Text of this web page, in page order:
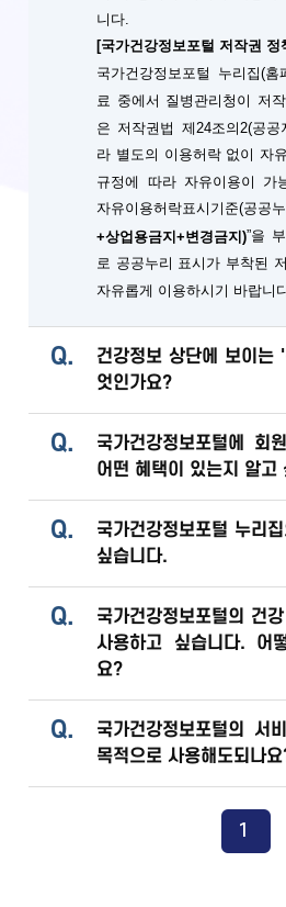
니다.
[국가건강정보포털 저작권 정
국가건강정보포털 누리집(
료 중에서 질병관리청이 저
은 저작권법 제24조의2(공
라 별도의 이용허락 없이 자
규정에 따라 자유이용이 가
자유이용허락표시기준(공공
+상업용금지+변경금지)”을
로 공공누리 표시가 부착된
자유롭게 이용하시기 바랍니
Q.
건강정보 상단에 보이는
엇인가요?
Q.
국가건강정보포털에 회
어떤 혜택이 있는지 알고
Q.
국가건강정보포털 누리
싶습니다.
Q.
국가건강정보포털의 건
사용하고 싶습니다. 어
요?
Q.
국가건강정보포털의 서
목적으로 사용해도되나
1